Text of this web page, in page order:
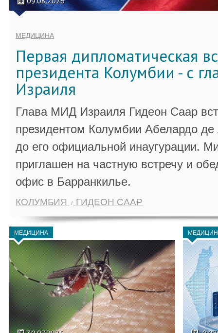
МЕДИЦИНА
Первая дипломатическая
президента Колумбии - с
Израиля
Глава МИД Израиля Гидеон Саар
президентом Колумбии Абелардо
до его официальной инаугурации.
приглашен на частную встречу и
офис в Барранкилье.
КОЛУМБИЯ ГИДЕОН СААР
МЕДИЦИНА